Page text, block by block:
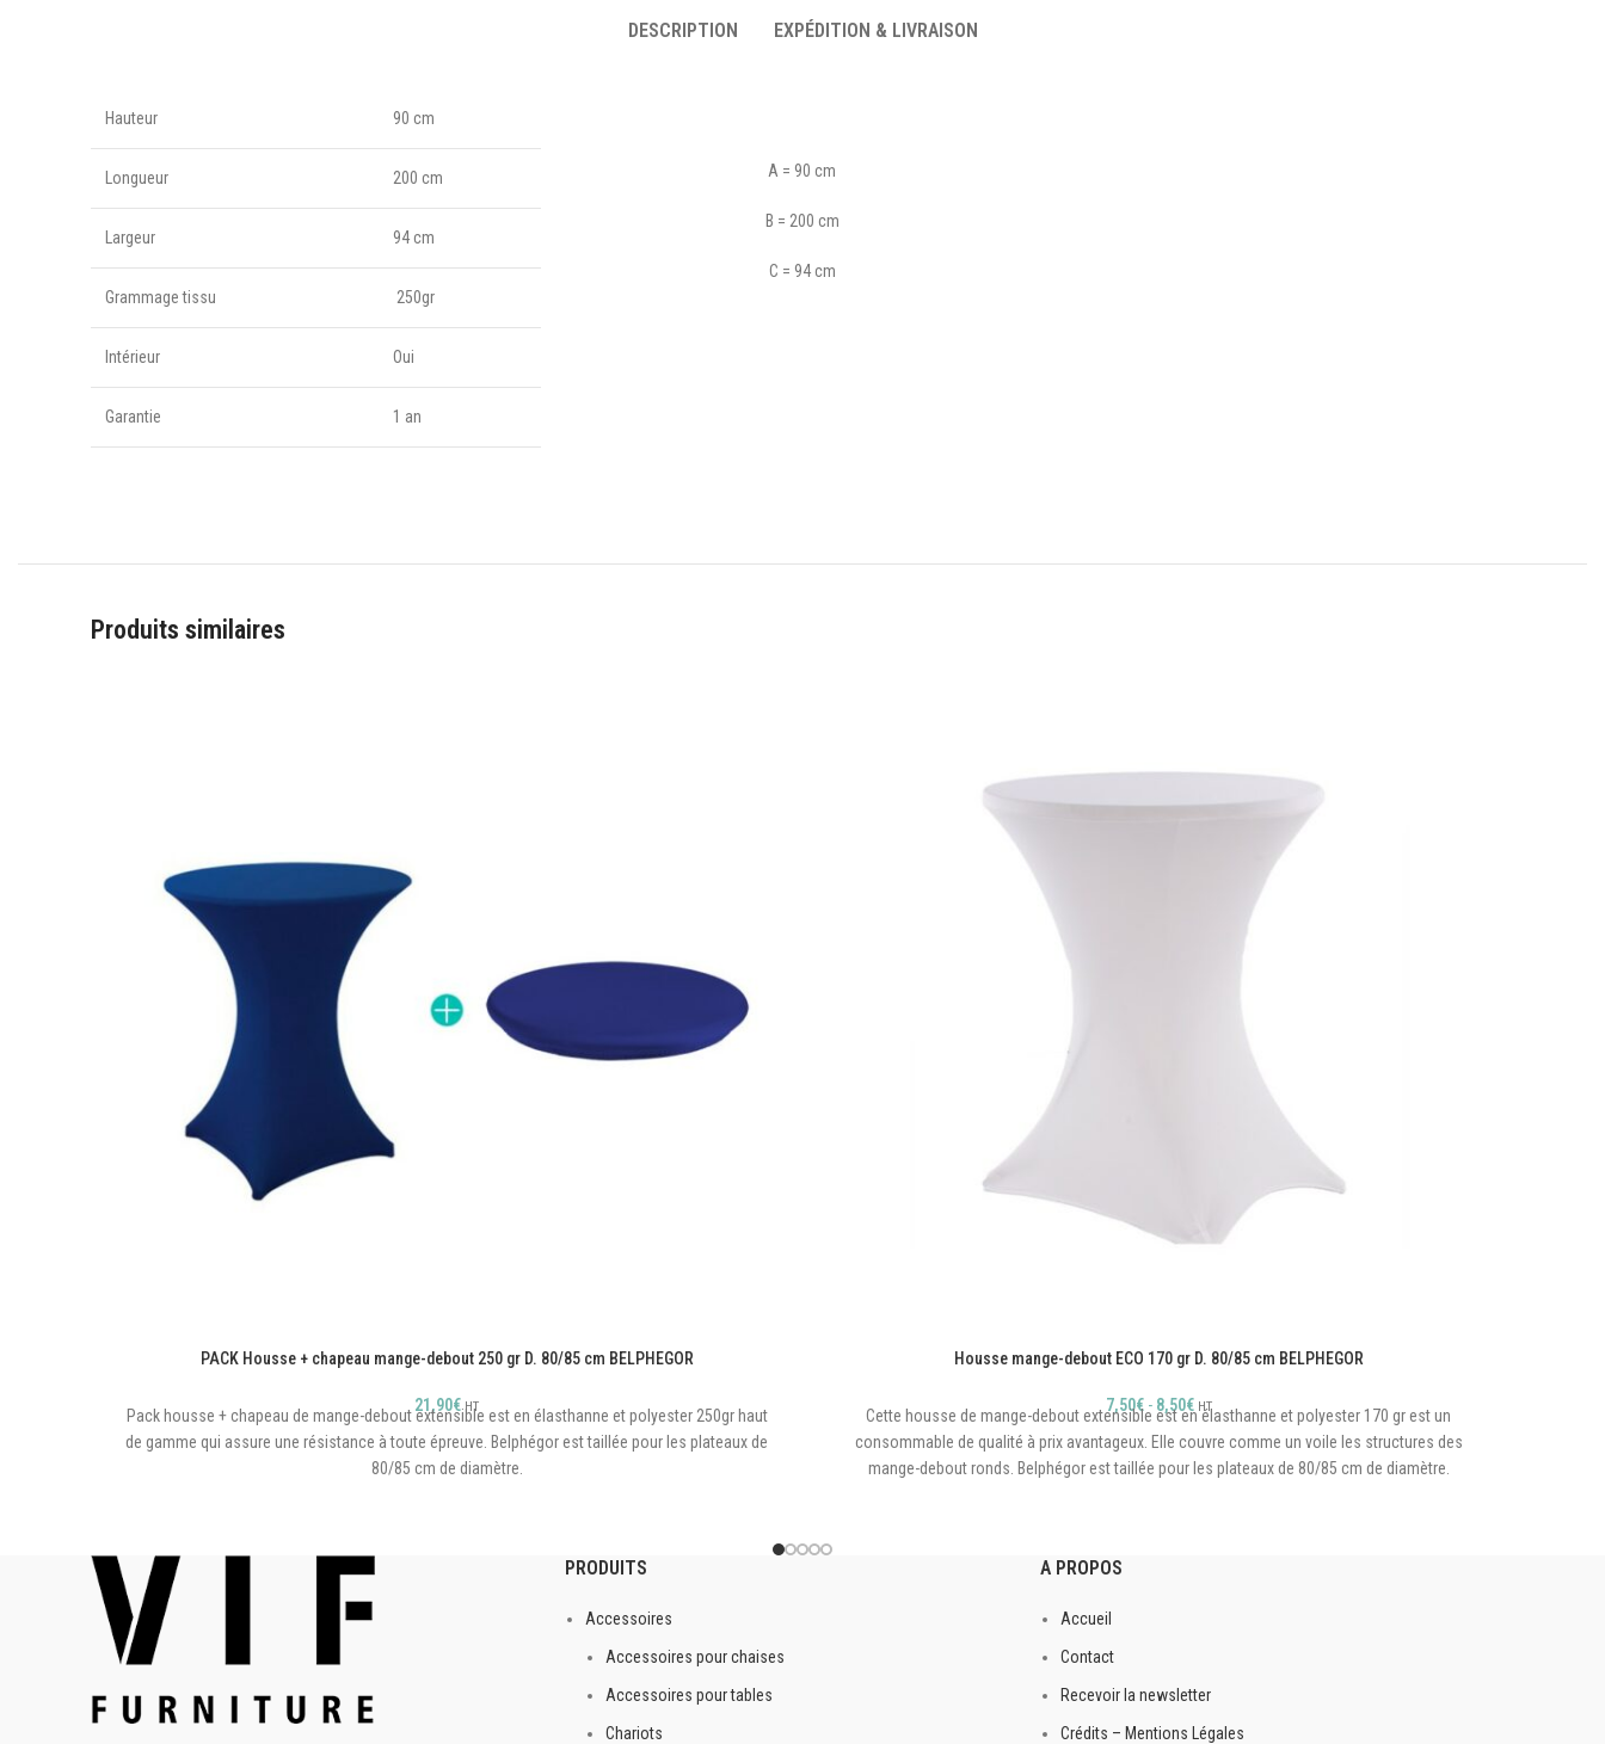
DESCRIPTION EXPÉDITION & LIVRAISON
Hauteur 90 cm
Longueur 200 cm
Largeur 94 cm
Grammage tissu 250gr
Intérieur Oui
Garantie 1 an
A = 90 cm
B = 200 cm
C = 94 cm
Produits similaires
PACK Housse + chapeau mange-debout 250 gr D. 80/85 cm BELPHEGOR
21,90€ HT
Pack housse + chapeau de mange-debout extensible est en élasthanne et polyester 250gr haut
de gamme qui assure une résistance à toute épreuve. Belphégor est taillée pour les plateaux de
80/85 cm de diamètre.
Grammage 250 gr très opacifiant
Housse mange-debout ECO 170 gr D. 80/85 cm BELPHEGOR
7,50€- 8,50€ HT
Cette housse de mange-debout extensible est en élasthanne et polyester 170 gr est un
consommable de qualité à prix avantageux. Elle couvre comme un voile les structures des
mange-debout ronds. Belphégor est taillée pour les plateaux de 80/85 cm de diamètre.
Grammage 170 gr économique
Disponible en Blanc
Chapeau 250 gr disponibles
PRODUITS
Accessoires
Accessoires pour chaises
Accessoires pour tables
Chariots
A PROPOS
Accueil
Contact
Recevoir la newsletter
Crédits – Mentions Légales